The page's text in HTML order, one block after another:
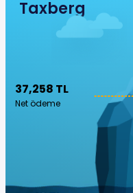
Taxberg
37,258 TL
Net ödeme